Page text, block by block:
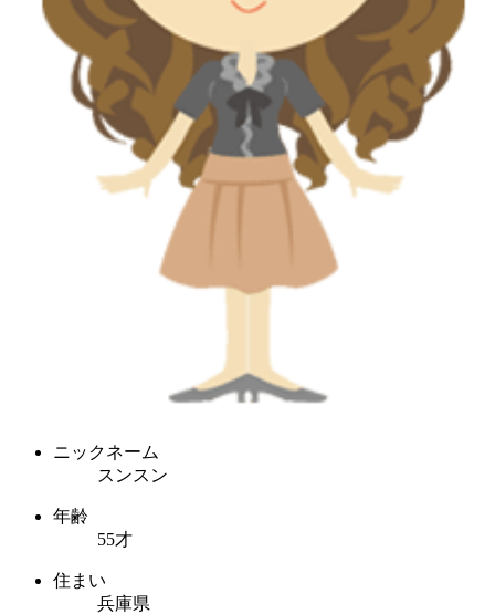
ニックネーム
スンスン
年齢
55才
住まい
兵庫県